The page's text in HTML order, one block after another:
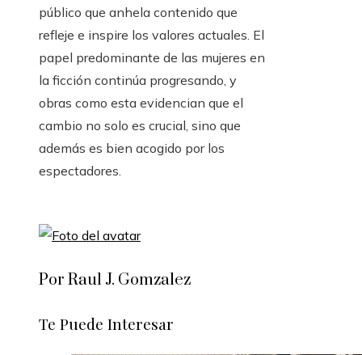
público que anhela contenido que
refleje e inspire los valores actuales. El
papel predominante de las mujeres en
la ficción continúa progresando, y
obras como esta evidencian que el
cambio no solo es crucial, sino que
además es bien acogido por los
espectadores.
Por Raul J. Gomzalez
Te Puede Interesar